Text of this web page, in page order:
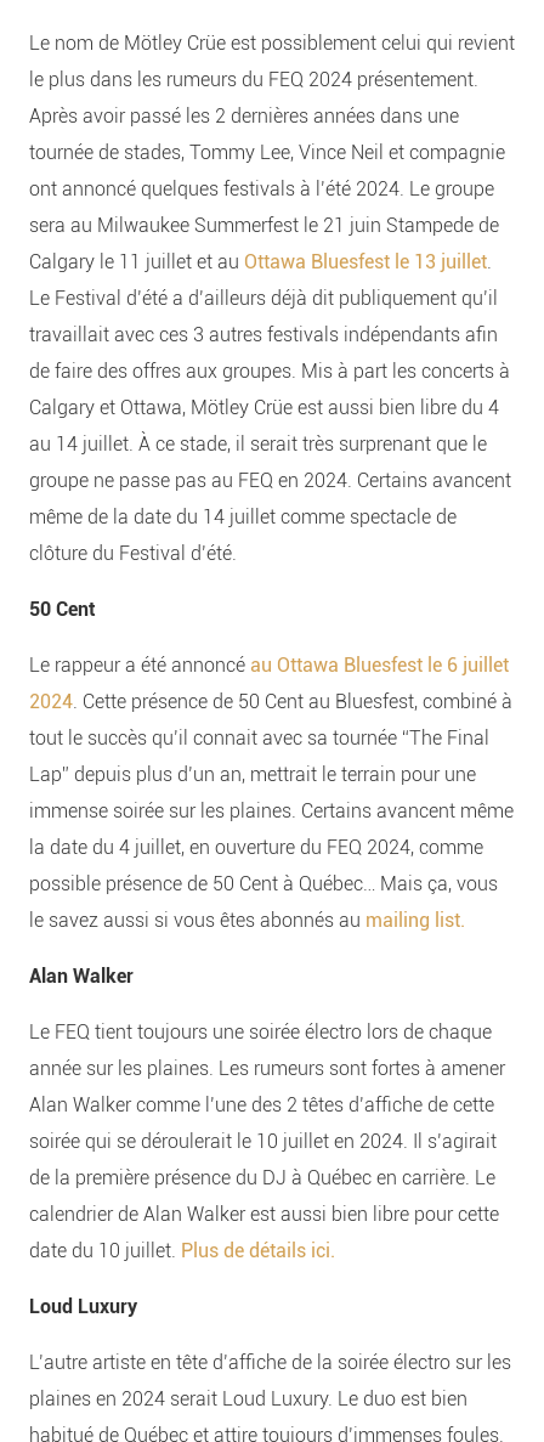
Le nom de Mötley Crüe est possiblement celui qui revient
le plus dans les rumeurs du FEQ 2024 présentement.
Après avoir passé les 2 dernières années dans une
tournée de stades, Tommy Lee, Vince Neil et compagnie
ont annoncé quelques festivals à l’été 2024. Le groupe
sera au Milwaukee Summerfest le 21 juin Stampede de
Calgary le 11 juillet et au Ottawa Bluesfest le 13 juillet.
Le Festival d’été a d’ailleurs déjà dit publiquement qu’il
travaillait avec ces 3 autres festivals indépendants afin
de faire des offres aux groupes. Mis à part les concerts à
Calgary et Ottawa, Mötley Crüe est aussi bien libre du 4
au 14 juillet. À ce stade, il serait très surprenant que le
groupe ne passe pas au FEQ en 2024. Certains avancent
même de la date du 14 juillet comme spectacle de
clôture du Festival d’été.
50 Cent
Le rappeur a été annoncé au Ottawa Bluesfest le 6 juillet
2024. Cette présence de 50 Cent au Bluesfest, combiné à
tout le succès qu’il connait avec sa tournée “The Final
Lap” depuis plus d’un an, mettrait le terrain pour une
immense soirée sur les plaines. Certains avancent même
la date du 4 juillet, en ouverture du FEQ 2024, comme
possible présence de 50 Cent à Québec… Mais ça, vous
le savez aussi si vous êtes abonnés au mailing list.
Alan Walker
Le FEQ tient toujours une soirée électro lors de chaque
année sur les plaines. Les rumeurs sont fortes à amener
Alan Walker comme l’une des 2 têtes d’affiche de cette
soirée qui se déroulerait le 10 juillet en 2024. Il s’agirait
de la première présence du DJ à Québec en carrière. Le
calendrier de Alan Walker est aussi bien libre pour cette
date du 10 juillet. Plus de détails ici.
Loud Luxury
L’autre artiste en tête d’affiche de la soirée électro sur les
plaines en 2024 serait Loud Luxury. Le duo est bien
habitué de Québec et attire toujours d’immenses foules.